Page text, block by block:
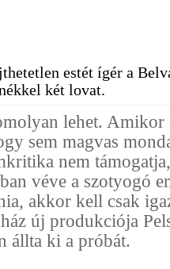
estét ígér a
két lovat.
lehet. Amikor
sem magvas
nem
véve a szotyogó
akkor kell csak
új produkciója
állta ki a próbát.